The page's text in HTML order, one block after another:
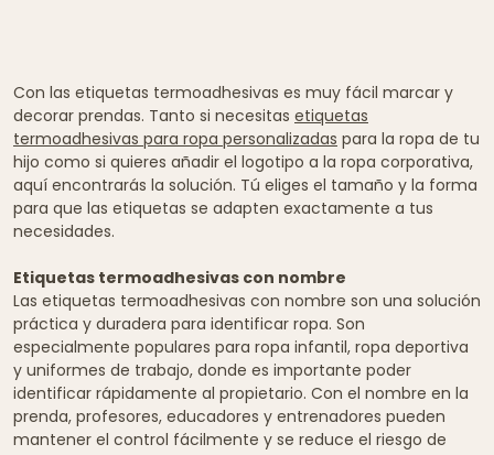
Con las etiquetas termoadhesivas es muy fácil marcar y
decorar prendas. Tanto si necesitas etiquetas
termoadhesivas para ropa personalizadas para la ropa de tu
hijo como si quieres añadir el logotipo a la ropa corporativa,
aquí encontrarás la solución. Tú eliges el tamaño y la forma
para que las etiquetas se adapten exactamente a tus
necesidades.
Etiquetas termoadhesivas con nombre
Las etiquetas termoadhesivas con nombre son una solución
práctica y duradera para identificar ropa. Son
especialmente populares para ropa infantil, ropa deportiva
y uniformes de trabajo, donde es importante poder
identificar rápidamente al propietario. Con el nombre en la
prenda, profesores, educadores y entrenadores pueden
mantener el control fácilmente y se reduce el riesgo de